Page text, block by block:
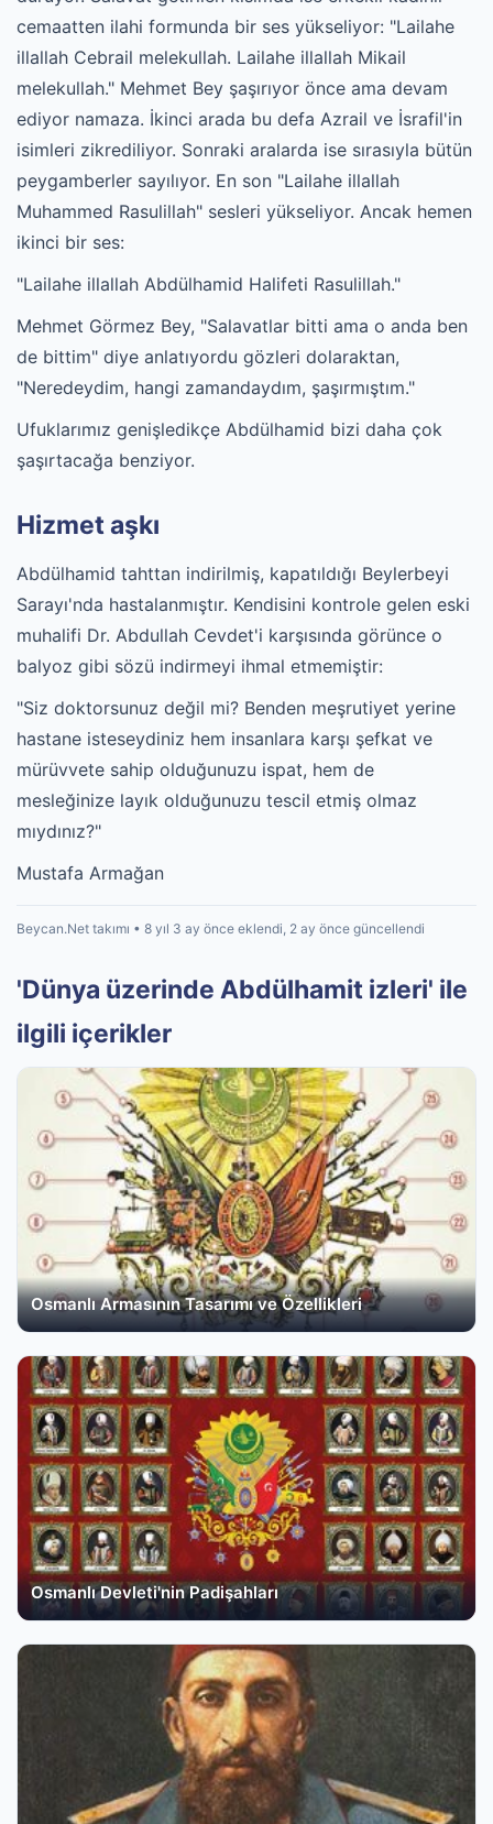
cemaatten ilahi formunda bir ses yükseliyor: "Lailahe
illallah Cebrail melekullah. Lailahe illallah Mikail
melekullah." Mehmet Bey şaşırıyor önce ama devam
ediyor namaza. İkinci arada bu defa Azrail ve İsrafil'in
isimleri zikrediliyor. Sonraki aralarda ise sırasıyla bütün
peygamberler sayılıyor. En son "Lailahe illallah
Muhammed Rasulillah" sesleri yükseliyor. Ancak hemen
ikinci bir ses:
"Lailahe illallah Abdülhamid Halifeti Rasulillah."
Mehmet Görmez Bey, "Salavatlar bitti ama o anda ben
de bittim" diye anlatıyordu gözleri dolaraktan,
"Neredeydim, hangi zamandaydım, şaşırmıştım."
Ufuklarımız genişledikçe Abdülhamid bizi daha çok
şaşırtacağa benziyor.
Hizmet aşkı
Abdülhamid tahttan indirilmiş, kapatıldığı Beylerbeyi
Sarayı'nda hastalanmıştır. Kendisini kontrole gelen eski
muhalifi Dr. Abdullah Cevdet'i karşısında görünce o
balyoz gibi sözü indirmeyi ihmal etmemiştir:
"Siz doktorsunuz değil mi? Benden meşrutiyet yerine
hastane isteseydiniz hem insanlara karşı şefkat ve
mürüvvete sahip olduğunuzu ispat, hem de
mesleğinize layık olduğunuzu tescil etmiş olmaz
mıydınız?"
Mustafa Armağan
Beycan.Net takımı • 8 yıl 3 ay önce eklendi, 2 ay önce güncellendi
'Dünya üzerinde Abdülhamit izleri' ile
ilgili içerikler
Osmanlı Armasının Tasarımı ve Özellikleri
Osmanlı Devleti'nin Padişahları